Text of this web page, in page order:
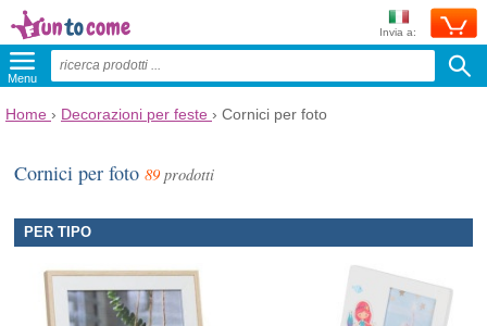
Invia a:
Menu
Home › Decorazioni per feste › Cornici per foto
Cornici per foto89prodotti
PER TIPO